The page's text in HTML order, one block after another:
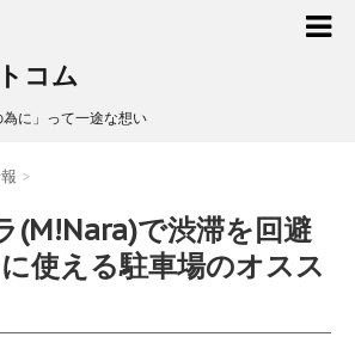
コム
為に」って一途な想い
>
(M!Nara)で渋滞を回避
使える駐車場のオスス